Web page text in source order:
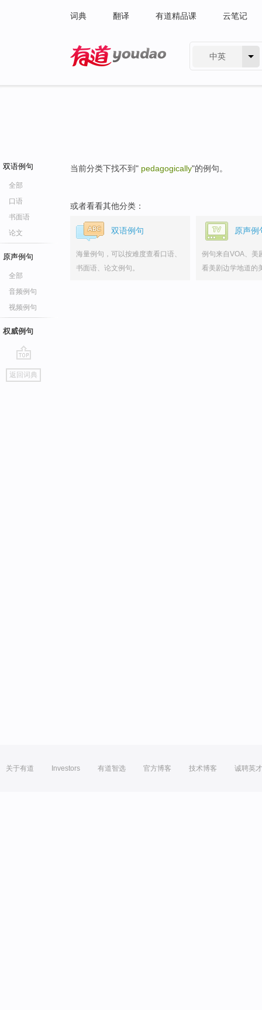
词典 翻译 有道精品课 云笔记
中英
双语例句
全部
口语
书面语
论文
原声例句
全部
音频例句
视频例句
权威例句
go
top
返回词典
当前分类下找不到" pedagogically"的例句。
或者看看其他分类：
双语例句
海量例句，可以按难度查看口语、
书面语、论文例句。
原声例
例句来自VOA、美
看美剧边学地道的
关于有道 Investors 有道智选 官方博客 技术博客 诚聘英才